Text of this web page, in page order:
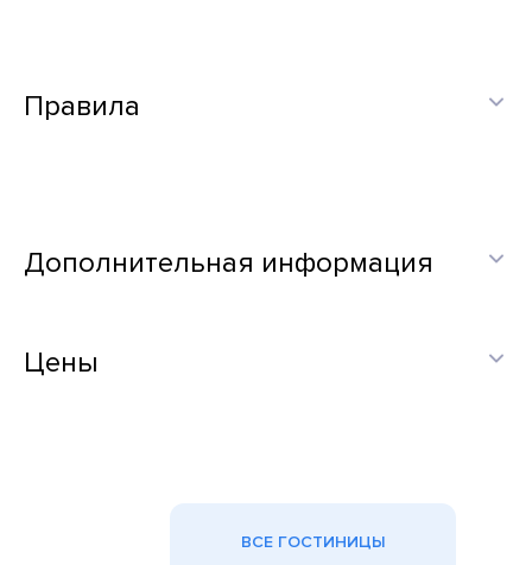
Правила
Дополнительная информация
Цены
ВСЕ ГОСТИНИЦЫ